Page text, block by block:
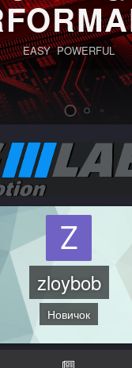
EASY POWERFUL
zloybob
Новичок